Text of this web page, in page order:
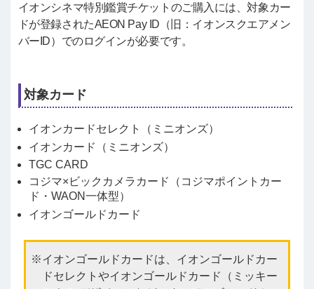
イオンシネマ特別鑑賞チケットのご購入には、対象カー
ドが登録されたAEON Pay ID（旧：イオンスクエアメン
バーID）でのログインが必要です。
対象カード
イオンカードセレクト（ミニオンズ）
イオンカード（ミニオンズ）
TGC CARD
コジマ×ビックカメラカード（コジマポイントカー
ド・WAON一体型）
イオンゴールドカード
イオンゴールドカードは、イオンゴールドカー
ドセレクトやイオンゴールドカード（ミッキー